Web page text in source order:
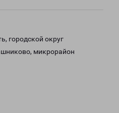
городской округ
микрорайон